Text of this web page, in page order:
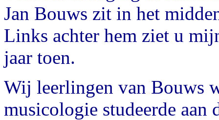
Jan Bouws zit in het
Links achter hem ziet u
jaar toen.
Wij leerlingen van Bouws
musicologie studeerde aan